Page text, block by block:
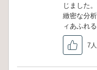
じました
緻密な分
ィあふれ
7